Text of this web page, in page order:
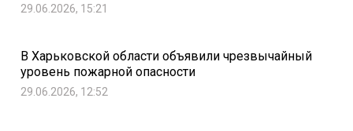
29.06.2026, 15:21
В Харьковской области объявили чрезвычайный
уровень пожарной опасности
29.06.2026, 12:52